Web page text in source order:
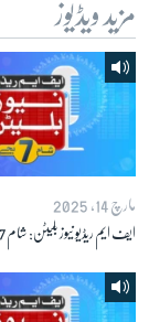
زبان
مزید ویڈیوز
مارچ 14, 2025
ایف ایم ریڈیو نیوز بلیٹن: شام 7 بجے